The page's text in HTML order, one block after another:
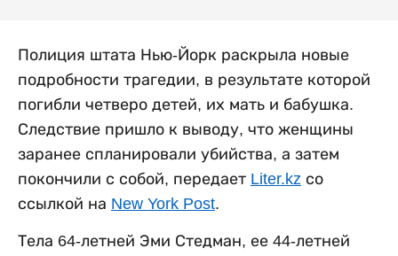
Полиция штата Нью-Йорк раскрыла новые
подробности трагедии, в результате которой
погибли четверо детей, их мать и бабушка.
Следствие пришло к выводу, что женщины
заранее спланировали убийства, а затем
покончили с собой, передает Liter.kz со
ссылкой на New York Post.
Тела 64-летней Эми Стедман, ее 44-летней